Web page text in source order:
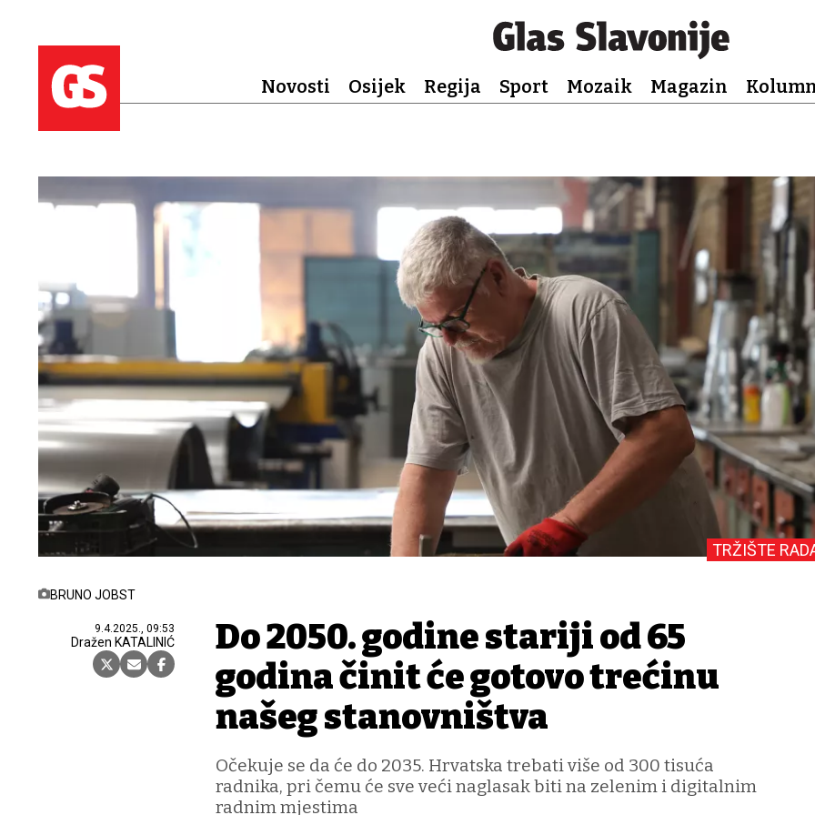
Novosti Osijek Regija Sport Mozaik Magazin
BRUNO JOBST
9.4.2025., 09:53
Dražen KATALINIĆ
TRŽIŠTE
Do 2050. godine stariji od 65
godina činit će gotovo trećinu
našeg stanovništva
Očekuje se da će do 2035. Hrvatska trebati više od 300 tisuća
radnika, pri čemu će sve veći naglasak biti na zelenim i digitalnim
radnim mjestima